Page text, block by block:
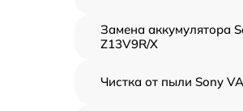
Замена аккумулятора
Z13V9R/X
Чистка от пыли Sony